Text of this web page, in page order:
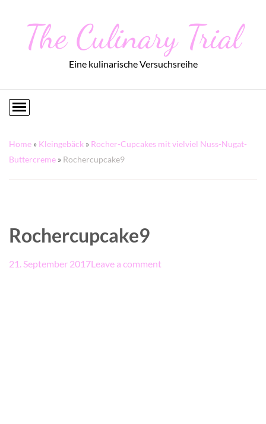
The Culinary Trial
Eine kulinarische Versuchsreihe
Home » Kleingebäck » Rocher-Cupcakes mit vielviel Nuss-Nugat-
Buttercreme » Rochercupcake9
Rochercupcake9
21. September 2017Leave a comment